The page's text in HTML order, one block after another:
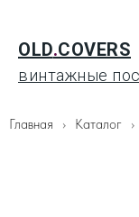
OLD.COVERS
винтажные
Главная Каталог